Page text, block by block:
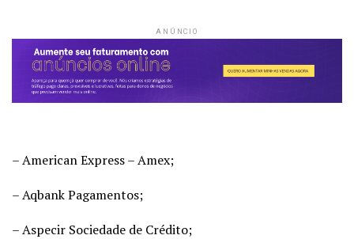
ANÚNCIO
– American Express – Amex;
– Aqbank Pagamentos;
– Aspecir Sociedade de Crédito;